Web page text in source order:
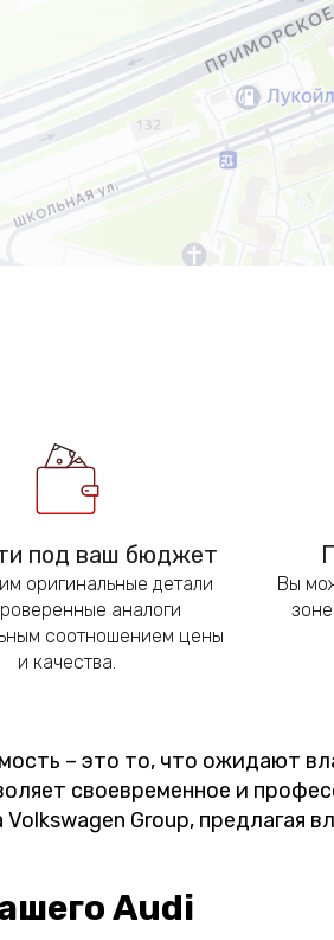
под ваш бюджет
оригинальные детали
аналоги
соотношением цены
и качества.
Вы
– это то, что ожидают
своевременное и
Group, предлагая
Audi